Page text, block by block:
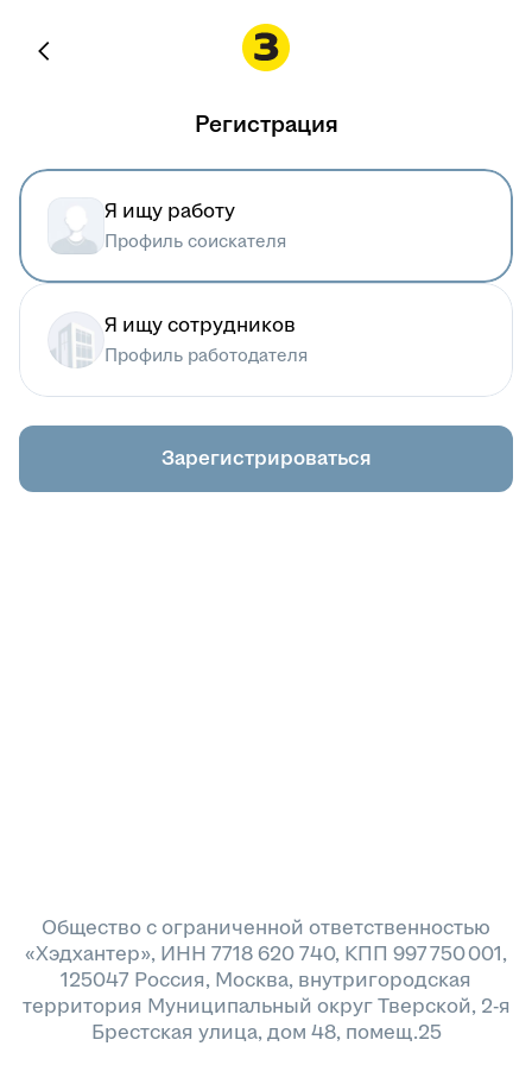
Регистрация
Я ищу работу
Профиль соискателя
Я ищу сотрудников
Профиль работодателя
Зарегистрироваться
Общество с ограниченной ответственностью
«Хэдхантер», ИНН 7718 620 740, КПП 997 750 001,
125047 Россия, Москва, внутригородская
территория Муниципальный округ Тверской, 2-я
Брестская улица, дом 48, помещ.25